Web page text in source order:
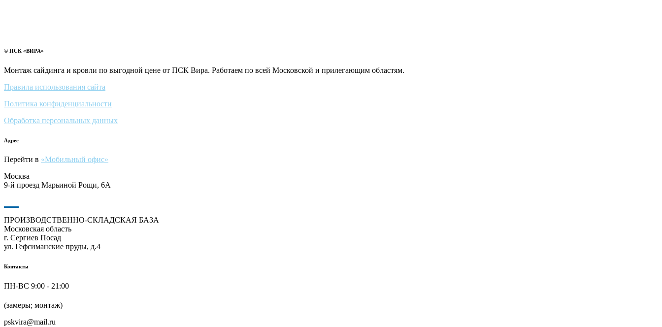
© ПСК «ВИРА»
Монтаж сайдинга и кровли по выгодной цене от ПСК Вира. Работаем по всей Московской и прилегающим областям.
Правила использования сайта
Политика конфиденциальности
Обработка персональных данных
Адрес
Перейти в «Мобильный офис»
Москва
9-й проезд Марьиной Рощи, 6А
ПРОИЗВОДСТВЕННО-СКЛАДСКАЯ БАЗА
Московская область
г. Сергиев Посад
ул. Гефсиманские пруды, д.4
Контакты
ПН-ВС 9:00 - 21:00
(замеры; монтаж)
pskvira@mail.ru